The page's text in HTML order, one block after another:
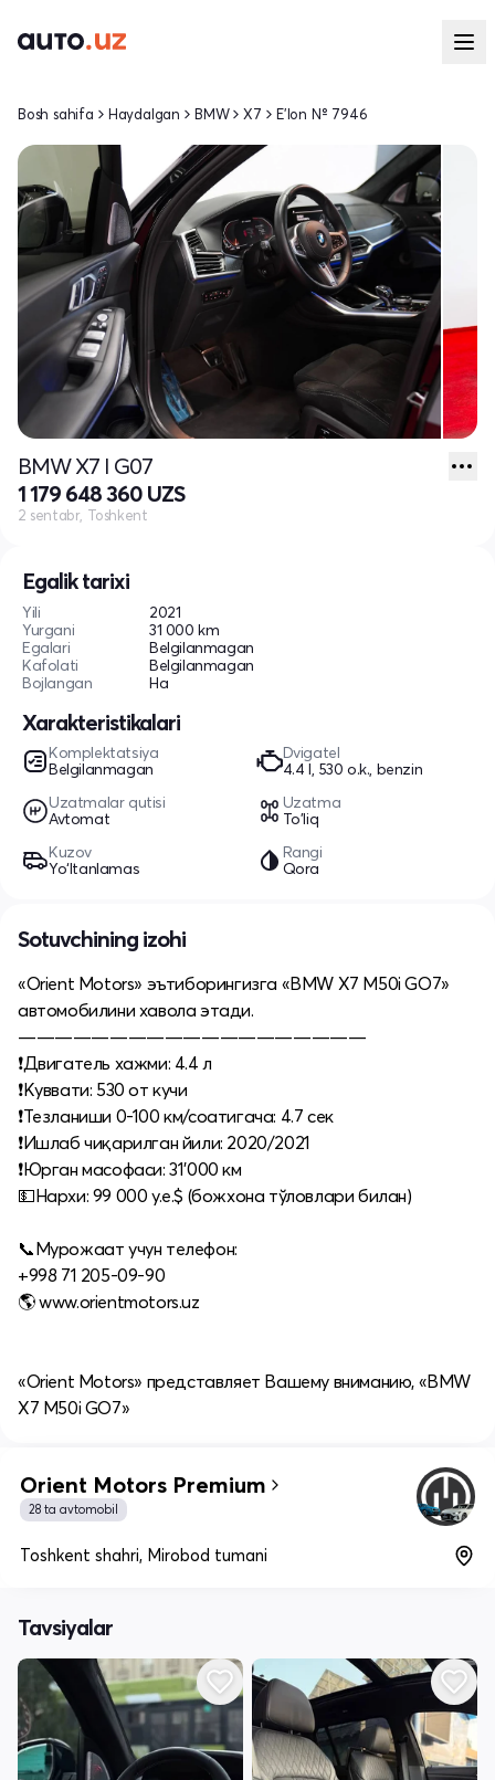
Egalik tarixi
Yili
2021
Yurgani
31 000 km
Egalari
Belgilanmagan
Kafolati
Belgilanmagan
Bojlangan
Ha
Xarakteristikalari
Komplektatsiya
Belgilanmagan
Dvigatel
4.4 l, 530 o.k., benzin
Uzatmalar qutisi
Avtomat
Uzatma
To'liq
Kuzov
Yo‘ltanlamas
Rangi
Qora
Bosh sahifa Haydalgan BMW X7 E'lon № 7946
BMW X7 I G07
1 179 648 360 UZS
2 sentabr, Toshkent
Sotuvchining izohi
«Orient Motors» эътиборингизга «BMW X7 M50i GO7»
автомобилини хавола этади.
———————————————————
❗️Двигатель хажми: 4.4 л
❗️Куввати: 530 от кучи
❗️Тезланиши 0-100 км/соатигача: 4.7 сек
❗️Ишлаб чиқарилган йили: 2020/2021
❗️Юрган масофаси: 31’000 км
💵Нархи: 99 000 у.е.$ (божхона тўловлари билан)
📞Мурожаат учун телефон:
+998 71 205-09-90
🌎 www.orientmotors.uz
«Orient Motors» представляет Вашему вниманию, «BMW
X7 M50i GO7»
Orient Motors Premium
28 ta avtomobil
Toshkent shahri, Mirobod tumani
Tavsiyalar